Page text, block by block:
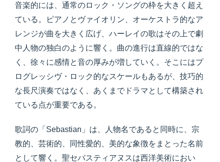
音楽的には、通常のロック・ソングの枠を大きく超え
ている。ピアノとヴァイオリン、オーケストラ的なア
レンジが曲を大きく広げ、ハーレイの歌はその上で劇
中人物の独白のように響く。曲の進行は直線的ではな
く、徐々に感情と音の厚みが増していく。そこにはプ
ログレッシヴ・ロック的なスケールもあるが、技巧的
な長尺演奏ではなく、あくまでドラマとして構築され
ている点が重要である。
歌詞の「Sebastian」は、人物名であると同時に、宗
教的、芸術的、同性愛的、美的な象徴をまとった名前
として響く。聖セバスティアヌスは西洋美術におい